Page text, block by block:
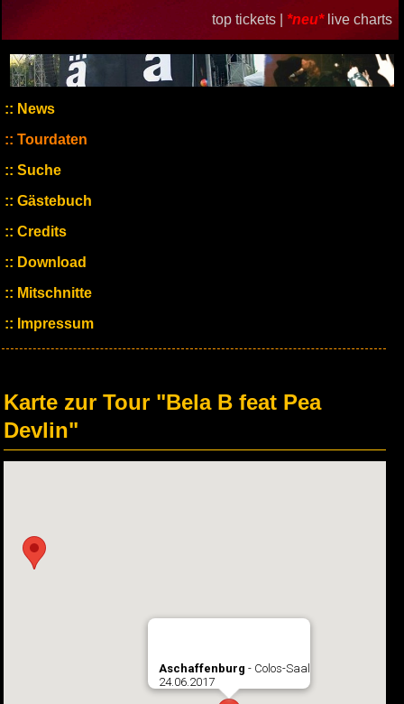
top tickets | *neu* live charts
News
Tourdaten
Suche
Gästebuch
Credits
Download
Mitschnitte
Impressum
Karte zur Tour "Bela B feat Pea
Devlin"
Aschaffenburg - Colos-Saal
24.06.2017